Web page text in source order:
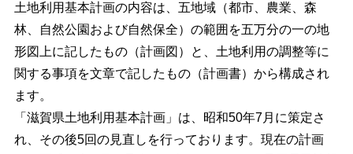
土地利用基本計画の内容は、五地域（都市、農業、森
林、自然公園および自然保全）の範囲を五万分の一の地
形図上に記したもの（計画図）と、土地利用の調整等に
関する事項を文章で記したもの（計画書）から構成され
ます。
「滋賀県土地利用基本計画」は、昭和50年7月に策定さ
れ、その後5回の見直しを行っております。現在の計画